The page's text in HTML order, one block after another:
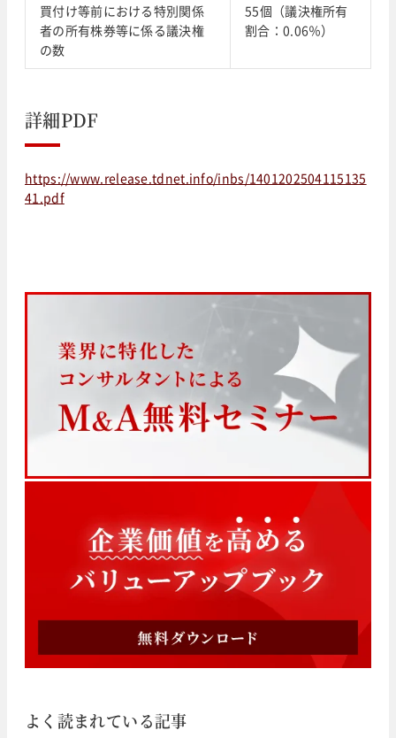
買付け等前における特別関係
者の所有株券等に係る議決権
の数
55個（議決権所有
割合：0.06％）
詳細PDF
https://www.release.tdnet.info/inbs/1401202504115135
41.pdf
よく読まれている記事